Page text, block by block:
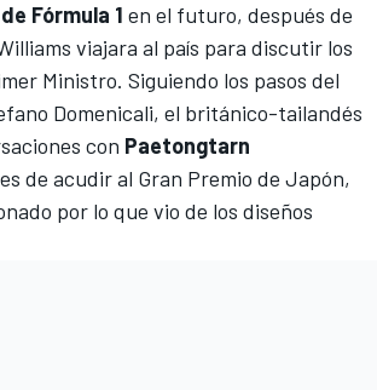
Fórmula 1 en el futuro, después de
viajara al país para discutir los
Ministro. Siguiendo los pasos del
Domenicali, el británico-tailandés
con Paetongtarn
de acudir al Gran Premio de Japón,
por lo que vio de los diseños